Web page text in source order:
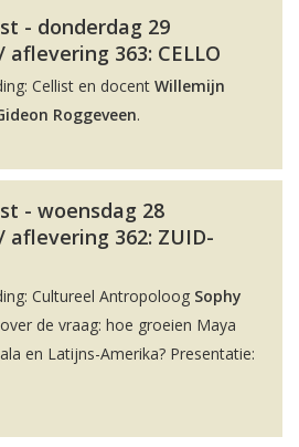
- donderdag 29
363: CELLO
Cellist en docent Willemijn
Roggeveen.
- woensdag 28
aflevering 362: ZUID-
Cultureel Antropoloog Sophy
de vraag: hoe groeien Maya
en Latijns-Amerika? Presentatie: